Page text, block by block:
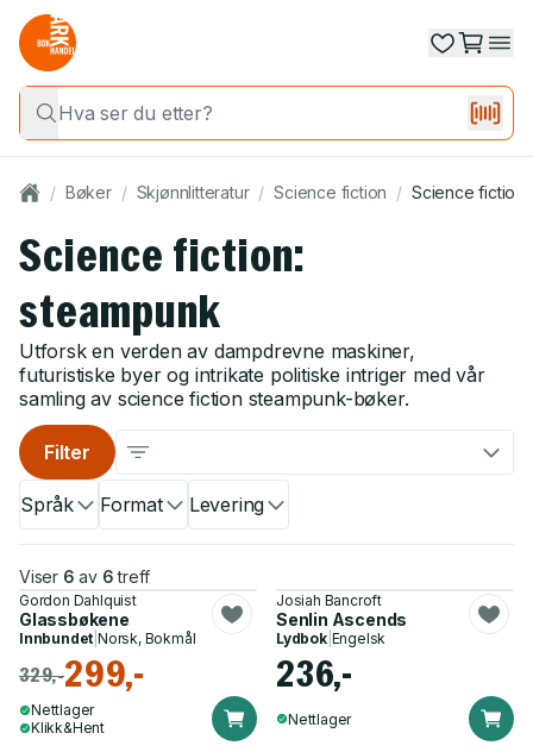
/ Bøker / Skjønnlitteratur / Science fiction / Science fiction:
Science fiction:
steampunk
Utforsk en verden av dampdrevne maskiner,
futuristiske byer og intrikate politiske intriger med vår
samling av science fiction steampunk-bøker.
Språk Format Levering
Filter
Viser 6 av 6 treff
Gordon Dahlquist
Glassbøkene
Innbundet |Norsk, Bokmål
329,-299,-
Nettlager
Klikk&Hent
Josiah Bancroft
Senlin Ascends
Lydbok| Engelsk
236,-
Nettlager